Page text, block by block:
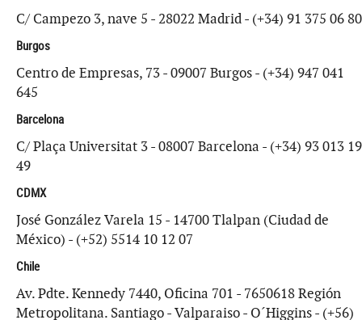
C/ Campezo 3, nave 5 - 28022 Madrid - (+34) 91 375 06 80
Burgos
Centro de Empresas, 73 - 09007 Burgos - (+34) 947 041
645
Barcelona
C/ Plaça Universitat 3 - 08007 Barcelona - (+34) 93 013 19
49
CDMX
José González Varela 15 - 14700 Tlalpan (Ciudad de
México) - (+52) 5514 10 12 07
Chile
Av. Pdte. Kennedy 7440, Oficina 701 - 7650618 Región
Metropolitana. Santiago - Valparaiso - O´Higgins - (+56)